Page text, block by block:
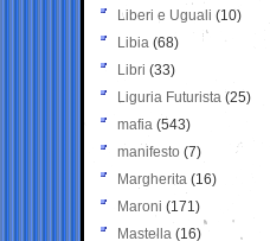
Liberi e Uguali (10)
Libia (68)
Libri (33)
Liguria Futurista (25)
mafia (543)
manifesto (7)
Margherita (16)
Maroni (171)
Mastella (16)